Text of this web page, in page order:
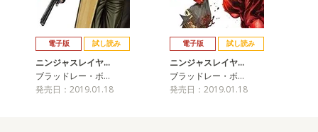
電子版 試し読み
ニンジャスレイヤ…
ブラッドレー・ボ…
発売日：2019.01.18
電子版 試し読み
ニンジャスレイヤ…
ブラッドレー・ボ…
発売日：2019.01.18